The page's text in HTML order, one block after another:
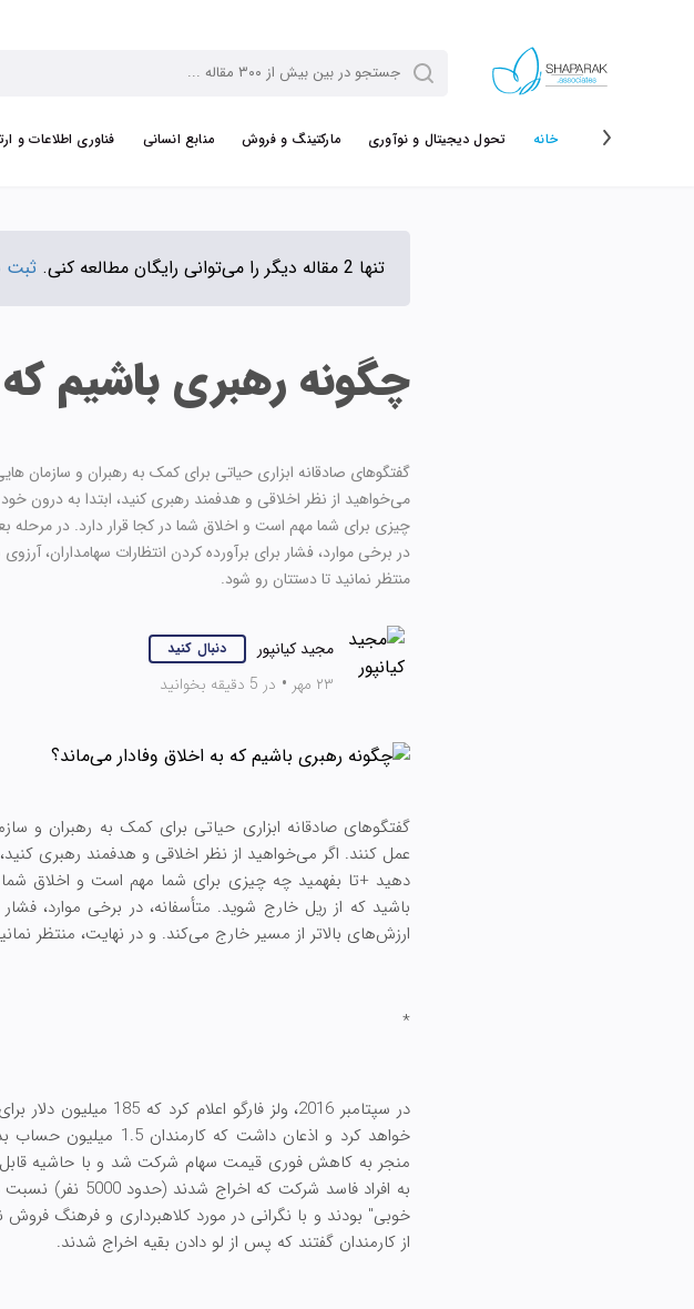
خانه تحول دیجیتال و نوآوری مارکتینگ و فروش منابع انسانی فناوری اطلاعات و
تنها 2 مقاله دیگر را می‌توانی رایگان مطالعه کنی. ثبت
چگونه رهبری باشیم
گفتگوهای صادقانه ابزاری حیاتی برای کمک به رهبران و سازمان
می‌خواهید از نظر اخلاقی و هدفمند رهبری کنید، ابتدا به درون
چیزی برای شما مهم است و اخلاق شما در کجا قرار دارد. در مرحله
در برخی موارد، فشار برای برآورده کردن انتظارات سهامداران،
منتظر نمانید تا دستتان رو شود.
مجید کیانپور دنبال کنید
۲۳ مهر • در 5 دقیقه بخوانید
گفتگوهای صادقانه ابزاری حیاتی برای کمک به رهبران و
عمل کنند. اگر می‌خواهید از نظر اخلاقی و هدفمند رهبری
دهید +تا بفهمید چه چیزی برای شما مهم است و اخلاق شما
باشید که از ریل خارج شوید. متأسفانه، در برخی موارد،
ارزش‌های بالاتر از مسیر خارج می‌کند. و در نهایت، منتظر
*
در سپتامبر 2016،
خواهد کرد و اذعان
منجر به کاهش فوری قیمت سهام شرکت شد و با حاشیه قابل
به افراد فاسد
خوبی" بودند و با نگرانی در مورد کلاهبرداری و فرهنگ
از کارمندان گفتند که پس از لو دادن بقیه اخراج شدند.